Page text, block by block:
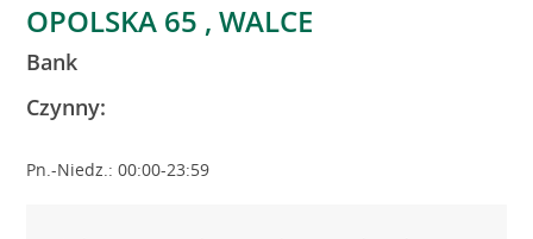
OPOLSKA 65 , WALCE
Bank
Czynny:
Pn.-Niedz.: 00:00-23:59